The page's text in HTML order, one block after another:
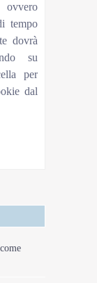
ovvero
tempo
dovrà
su
per
dal